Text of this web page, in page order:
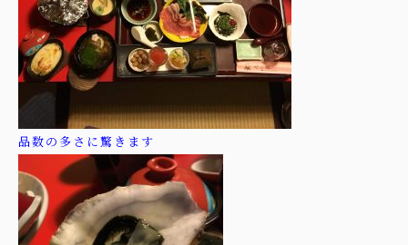
品数の多さに驚きます